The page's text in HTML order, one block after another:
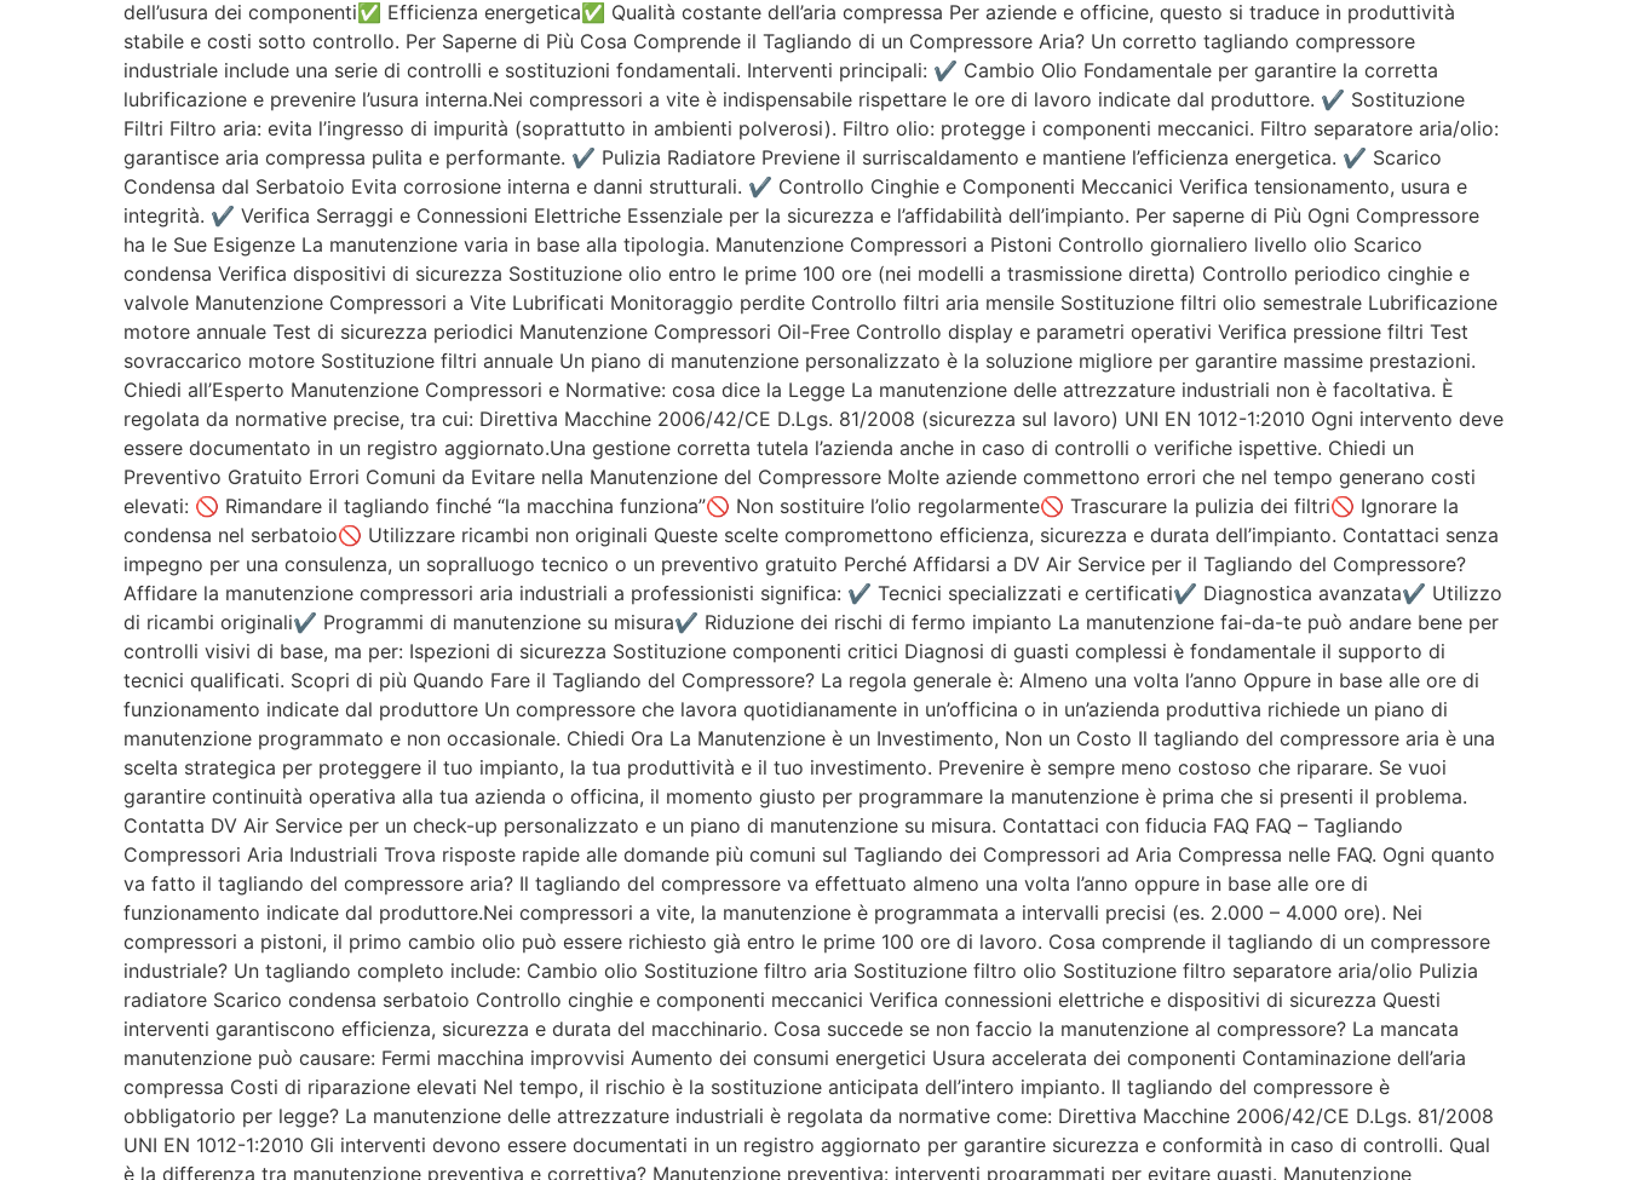
dell’usura dei componenti✅ Efficienza energetica✅ Qualità costante dell’aria compressa Per aziende e officine, questo si traduce in produttività
stabile e costi sotto controllo. Per Saperne di Più Cosa Comprende il Tagliando di un Compressore Aria? Un corretto tagliando compressore
industriale include una serie di controlli e sostituzioni fondamentali. Interventi principali: ✔ Cambio Olio Fondamentale per garantire la corretta
lubrificazione e prevenire l’usura interna.Nei compressori a vite è indispensabile rispettare le ore di lavoro indicate dal produttore. ✔ Sostituzione
Filtri Filtro aria: evita l’ingresso di impurità (soprattutto in ambienti polverosi). Filtro olio: protegge i componenti meccanici. Filtro separatore aria/olio:
garantisce aria compressa pulita e performante. ✔ Pulizia Radiatore Previene il surriscaldamento e mantiene l’efficienza energetica. ✔ Scarico
Condensa dal Serbatoio Evita corrosione interna e danni strutturali. ✔ Controllo Cinghie e Componenti Meccanici Verifica tensionamento, usura e
integrità. ✔ Verifica Serraggi e Connessioni Elettriche Essenziale per la sicurezza e l’affidabilità dell’impianto. Per saperne di Più Ogni Compressore
ha le Sue Esigenze La manutenzione varia in base alla tipologia. Manutenzione Compressori a Pistoni Controllo giornaliero livello olio Scarico
condensa Verifica dispositivi di sicurezza Sostituzione olio entro le prime 100 ore (nei modelli a trasmissione diretta) Controllo periodico cinghie e
valvole Manutenzione Compressori a Vite Lubrificati Monitoraggio perdite Controllo filtri aria mensile Sostituzione filtri olio semestrale Lubrificazione
motore annuale Test di sicurezza periodici Manutenzione Compressori Oil-Free Controllo display e parametri operativi Verifica pressione filtri Test
sovraccarico motore Sostituzione filtri annuale Un piano di manutenzione personalizzato è la soluzione migliore per garantire massime prestazioni.
Chiedi all’Esperto Manutenzione Compressori e Normative: cosa dice la Legge La manutenzione delle attrezzature industriali non è facoltativa. È
regolata da normative precise, tra cui: Direttiva Macchine 2006/42/CE D.Lgs. 81/2008 (sicurezza sul lavoro) UNI EN 1012-1:2010 Ogni intervento deve
essere documentato in un registro aggiornato.Una gestione corretta tutela l’azienda anche in caso di controlli o verifiche ispettive. Chiedi un
Preventivo Gratuito Errori Comuni da Evitare nella Manutenzione del Compressore Molte aziende commettono errori che nel tempo generano costi
elevati: 🚫 Rimandare il tagliando finché “la macchina funziona”🚫 Non sostituire l’olio regolarmente🚫 Trascurare la pulizia dei filtri🚫 Ignorare la
condensa nel serbatoio🚫 Utilizzare ricambi non originali Queste scelte compromettono efficienza, sicurezza e durata dell’impianto. Contattaci senza
impegno per una consulenza, un sopralluogo tecnico o un preventivo gratuito Perché Affidarsi a DV Air Service per il Tagliando del Compressore?
Affidare la manutenzione compressori aria industriali a professionisti significa: ✔ Tecnici specializzati e certificati✔ Diagnostica avanzata✔ Utilizzo
di ricambi originali✔ Programmi di manutenzione su misura✔ Riduzione dei rischi di fermo impianto La manutenzione fai-da-te può andare bene per
controlli visivi di base, ma per: Ispezioni di sicurezza Sostituzione componenti critici Diagnosi di guasti complessi è fondamentale il supporto di
tecnici qualificati. Scopri di più Quando Fare il Tagliando del Compressore? La regola generale è: Almeno una volta l’anno Oppure in base alle ore di
funzionamento indicate dal produttore Un compressore che lavora quotidianamente in un’officina o in un’azienda produttiva richiede un piano di
manutenzione programmato e non occasionale. Chiedi Ora La Manutenzione è un Investimento, Non un Costo Il tagliando del compressore aria è una
scelta strategica per proteggere il tuo impianto, la tua produttività e il tuo investimento. Prevenire è sempre meno costoso che riparare. Se vuoi
garantire continuità operativa alla tua azienda o officina, il momento giusto per programmare la manutenzione è prima che si presenti il problema.
Contatta DV Air Service per un check-up personalizzato e un piano di manutenzione su misura. Contattaci con fiducia FAQ FAQ – Tagliando
Compressori Aria Industriali Trova risposte rapide alle domande più comuni sul Tagliando dei Compressori ad Aria Compressa nelle FAQ. Ogni quanto
va fatto il tagliando del compressore aria? Il tagliando del compressore va effettuato almeno una volta l’anno oppure in base alle ore di
funzionamento indicate dal produttore.Nei compressori a vite, la manutenzione è programmata a intervalli precisi (es. 2.000 – 4.000 ore). Nei
compressori a pistoni, il primo cambio olio può essere richiesto già entro le prime 100 ore di lavoro. Cosa comprende il tagliando di un compressore
industriale? Un tagliando completo include: Cambio olio Sostituzione filtro aria Sostituzione filtro olio Sostituzione filtro separatore aria/olio Pulizia
radiatore Scarico condensa serbatoio Controllo cinghie e componenti meccanici Verifica connessioni elettriche e dispositivi di sicurezza Questi
interventi garantiscono efficienza, sicurezza e durata del macchinario. Cosa succede se non faccio la manutenzione al compressore? La mancata
manutenzione può causare: Fermi macchina improvvisi Aumento dei consumi energetici Usura accelerata dei componenti Contaminazione dell’aria
compressa Costi di riparazione elevati Nel tempo, il rischio è la sostituzione anticipata dell’intero impianto. Il tagliando del compressore è
obbligatorio per legge? La manutenzione delle attrezzature industriali è regolata da normative come: Direttiva Macchine 2006/42/CE D.Lgs. 81/2008
UNI EN 1012-1:2010 Gli interventi devono essere documentati in un registro aggiornato per garantire sicurezza e conformità in caso di controlli. Qual
è la differenza tra manutenzione preventiva e correttiva? Manutenzione preventiva: interventi programmati per evitare guasti. Manutenzione